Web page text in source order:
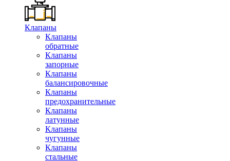
Клапаны
Клапаны
обратные
Клапаны
запорные
Клапаны
балансировочные
Клапаны
предохранительные
Клапаны
латунные
Клапаны
чугунные
Клапаны
стальные